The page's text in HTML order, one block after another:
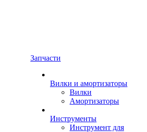
Запчасти
Вилки и амортизаторы
Вилки
Амортизаторы
Инструменты
Инструмент для